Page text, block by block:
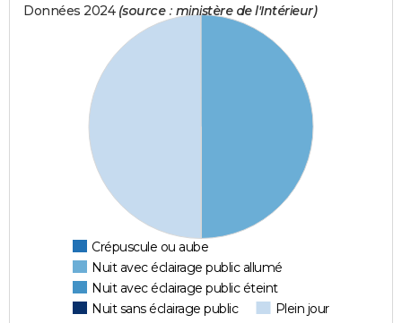
Données 2024 (source : ministère de l'Intérieur)
Crépuscule ou aube
Nuit avec éclairage public allumé
Nuit avec éclairage public éteint
Nuit sans éclairage public
Plein jour